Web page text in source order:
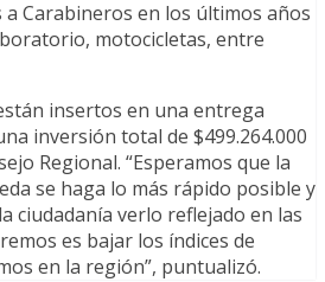
Carabineros en los últimos años
motocicletas, entre
insertos en una entrega
inversión total de $499.264.000
Regional. “Esperamos que la
se haga lo más rápido posible y
ciudadanía verlo reflejado en las
es bajar los índices de
en la región”, puntualizó.